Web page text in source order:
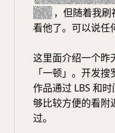
看），但随着我
看他了。可以说任
这里面介绍一个昨
「一顿」。开发
作品通过 LBS 和
够比较方便的看附
过。